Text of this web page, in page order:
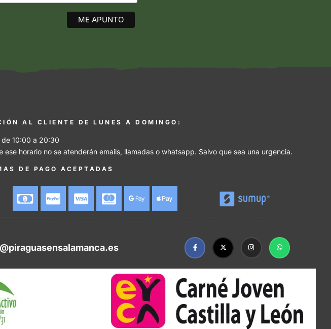
AL CLIENTE DE LUNES A DOMINGO:
de 10:00 a 20:30
ese horario no se atenderán emails, llamadas o whatsapp. Salvo que sea una urgencia.
DE PAGO ACEPTADAS